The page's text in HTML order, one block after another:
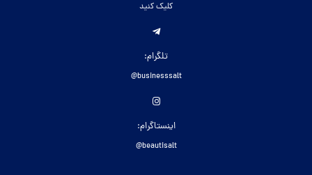
کلیک کنید
تلگرام:
businesssalt@
اینستاگرام:
beautisalt@